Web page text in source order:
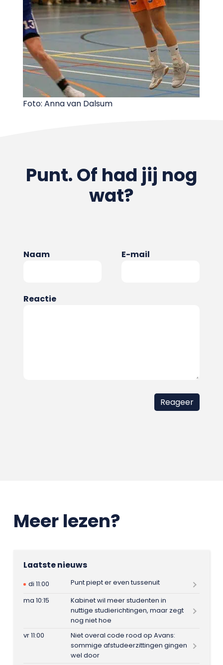
Foto: Anna van Dalsum
Punt. Of had jij nog
wat?
Naam E-mail
Reactie
Meer lezen?
Laatste nieuws
di 11:00
Punt piept er even tussenuit
ma 10:15
Kabinet wil meer studenten in
nuttige studierichtingen, maar zegt
nog niet hoe
vr 11:00
Niet overal code rood op Avans:
sommige afstudeerzittingen gingen
wel door